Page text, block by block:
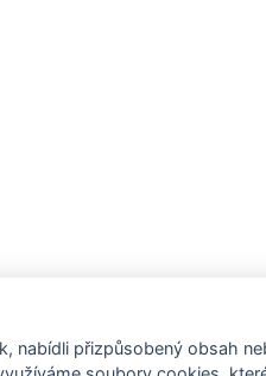
pozvánky na kulturní a
nabídli přizpůsobený obsah